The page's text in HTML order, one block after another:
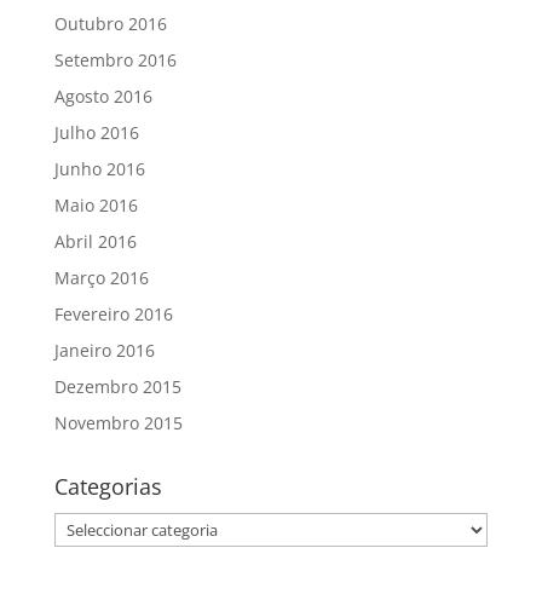
Outubro 2016
Setembro 2016
Agosto 2016
Julho 2016
Junho 2016
Maio 2016
Abril 2016
Março 2016
Fevereiro 2016
Janeiro 2016
Dezembro 2015
Novembro 2015
Categorias
Categorias